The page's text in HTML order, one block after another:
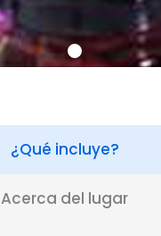
¿Qué incluye?
Acerca del lugar